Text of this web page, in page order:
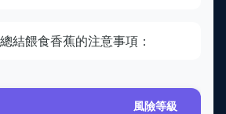
結餵食香蕉的注意事項：
風險等級